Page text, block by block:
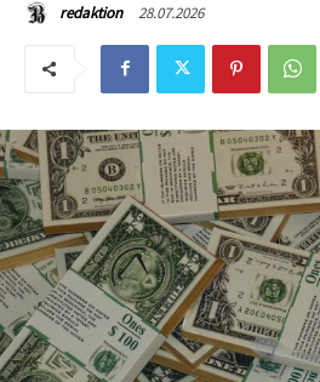
redaktion 28.07.2026